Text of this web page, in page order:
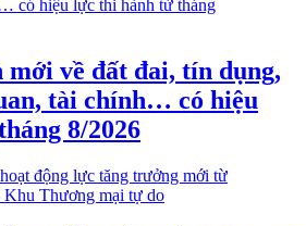
mới về đất đai, tín dụng,
tài chính… có hiệu
8/2026